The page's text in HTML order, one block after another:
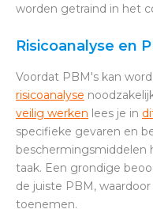
worden getraind in het
Risicoanalyse en
Voordat PBM's kan
risicoanalyse
veilig werken lees je in
specifieke gevaren en
beschermingsmiddelen
taak. Een grondige
de juiste PBM,
toenemen.